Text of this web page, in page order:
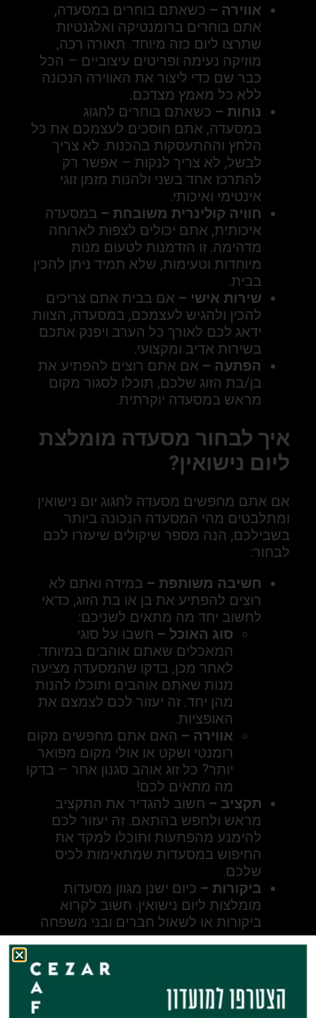
אווירה – כשאתם בוחרים במסעדה,
אתם בוחרים ברומנטיקה ואלגנטיות
שתרצו ליום כזה מיוחד. תאורה רכה,
מוזיקה נעימה ופריטים עיצוביים – הכל
כבר שם כדי ליצור את האווירה הנכונה
ללא כל מאמץ מצדכם.
נוחות – כשאתם בוחרים לחגוג
במסעדה, אתם חוסכים לעצמכם את כל
הלחץ וההתעסקות בהכנות. לא צריך
לבשל, לא צריך לנקות – אפשר רק
להתרכז אחד בשני ולהנות מזמן זוגי
אינטימי ואיכותי.
חוויה קולינרית משובחת – במסעדה
איכותית, אתם יכולים לצפות לארוחה
מדהימה. זו הזדמנות לטעום מנות
מיוחדות וטעימות, שלא תמיד ניתן להכין
בבית.
שירות אישי – אם בבית אתם צריכים
להכין ולהגיש לעצמכם, במסעדה, הצוות
ידאג לכם לאורך כל הערב ויפנק אתכם
בשירות אדיב ומקצועי.
הפתעה – אם אתם רוצים להפתיע את
בן/בת הזוג שלכם, תוכלו לסגור מקום
מראש במסעדה יוקרתית.
איך לבחור מסעדה מומלצת
ליום נישואין?
אם אתם מחפשים מסעדה לחגוג יום נישואין
ומתלבטים מהי המסעדה הנכונה ביותר
בשבילכם, הנה מספר שיקולים שיעזרו לכם
לבחור:
חשיבה משותפת – במידה ואתם לא
רוצים להפתיע את בן או בת הזוג, כדאי
לחשוב יחד מה מתאים לשניכם:
סוג האוכל – חשבו על סוגי
המאכלים שאתם אוהבים במיוחד.
לאחר מכן, בדקו שהמסעדה מציעה
מנות שאתם אוהבים ותוכלו להנות
מהן יחד. זה יעזור לכם לצמצם את
האופציות.
אווירה – האם אתם מחפשים מקום
רומנטי ושקט או אולי מקום מפואר
יותר? כל זוג אוהב סגנון אחר – בדקו
מה מתאים לכם!
תקציב – חשוב להגדיר את התקציב
מראש ולחפש בהתאם. זה יעזור לכם
להימנע מהפתעות ותוכלו למקד את
החיפוש במסעדות שמתאימות לכיס
שלכם.
ביקורות – כיום ישנן מגוון מסעדות
מומלצות ליום נישואין. חשוב לקרוא
ביקורות או לשאול חברים ובני משפחה
שביקרו במסעדה.
הממוקמת באזור שקל להגיע אליו.
לעיתים, מסעדה מרוחקת יכולה להוסיף
מתח או עייפות לערב.